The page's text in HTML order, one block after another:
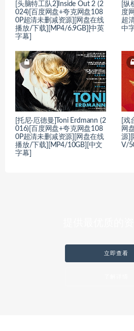
[头脑特工队2]Inside Out 2 (2
024)[百度网盘+夸克网盘108
0P超清未删减资源][网盘在线
播放/下载][MP4/6.9GB][中英
字幕]
[纵
度
超
中
[托尼·厄德曼]Toni Erdmann (2
016)[百度网盘+夸克网盘108
0P超清未删减资源][网盘在线
播放/下载][MP4/10GB][中文
字幕]
[戏
网
源][
V/
立即查看